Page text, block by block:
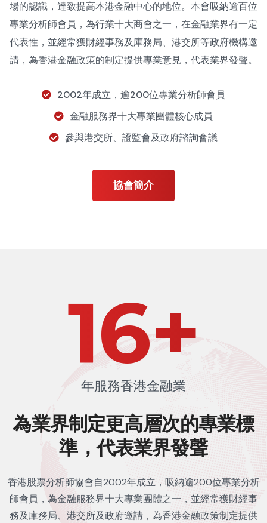
場的認識，達致提高本港金融中心的地位。本會吸納逾百位
專業分析師會員，為行業十大商會之一，在金融業界有一定
代表性，並經常獲財經事務及庫務局、港交所等政府機構邀
請，為香港金融政策的制定提供專業意見，代表業界發聲。
2002年成立，逾200位專業分析師會員
金融服務界十大專業團體核心成員
參與港交所、證監會及政府諮詢會議
協會簡介
24+
年服務香港金融業
為業界制定更高層次的專業標
準，代表業界發聲
香港股票分析師協會自2002年成立，吸納逾200位專業分析
師會員，為金融服務界十大專業團體之一，並經常獲財經事
務及庫務局、港交所及政府邀請，為香港金融政策制定提供